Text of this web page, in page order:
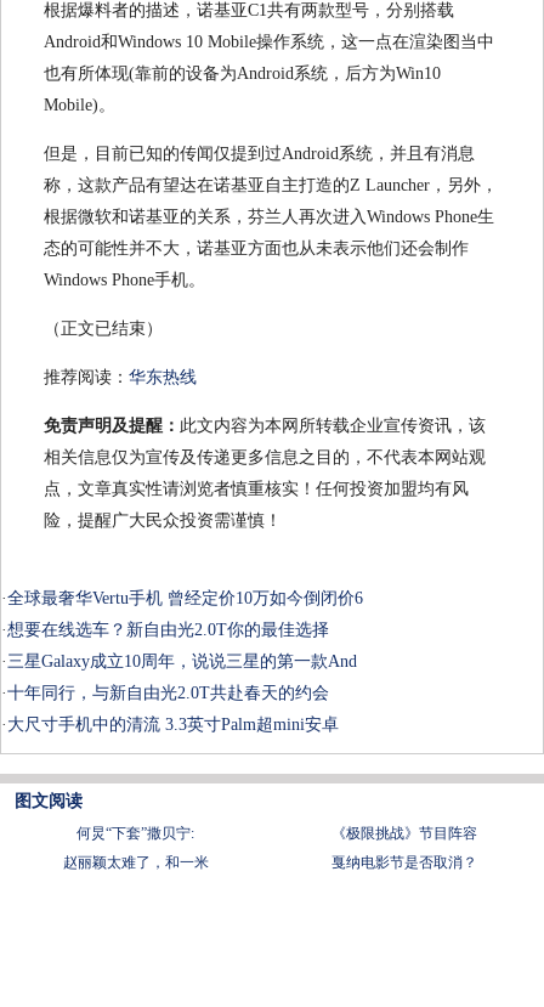
根据爆料者的描述，诺基亚C1共有两款型号，分别搭载
Android和Windows 10 Mobile操作系统，这一点在渲染图当中
也有所体现(靠前的设备为Android系统，后方为Win10
Mobile)。
但是，目前已知的传闻仅提到过Android系统，并且有消息
称，这款产品有望达在诺基亚自主打造的Z Launcher，另外，
根据微软和诺基亚的关系，芬兰人再次进入Windows Phone生
态的可能性并不大，诺基亚方面也从未表示他们还会制作
Windows Phone手机。
（正文已结束）
推荐阅读： 华东热线
免责声明及提醒： 此文内容为本网所转载企业宣传资讯，该
相关信息仅为宣传及传递更多信息之目的，不代表本网站观
点，文章真实性请浏览者慎重核实！任何投资加盟均有风
险，提醒广大民众投资需谨慎！
·全球最奢华Vertu手机 曾经定价10万如今倒闭价6
·想要在线选车？新自由光2.0T你的最佳选择
·三星Galaxy成立10周年，说说三星的第一款And
·十年同行，与新自由光2.0T共赴春天的约会
· 大尺寸手机中的清流 3.3英寸Palm超mini安卓
图文阅读
何炅“下套”撒贝宁:
《极限挑战》节目阵容
赵丽颖太难了，和一米
戛纳电影节是否取消？